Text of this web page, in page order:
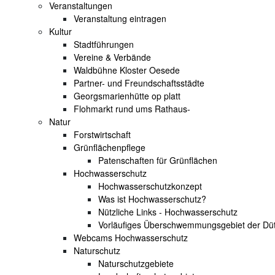
Veranstaltungen
Veranstaltung eintragen
Kultur
Stadtführungen
Vereine & Verbände
Waldbühne Kloster Oesede
Partner- und Freundschaftsstädte
Georgsmarienhütte op platt
Flohmarkt rund ums Rathaus-
Natur
Forstwirtschaft
Grünflächenpflege
Patenschaften für Grünflächen
Hochwasserschutz
Hochwasserschutzkonzept
Was ist Hochwasserschutz?
Nützliche Links - Hochwasserschutz
Vorläufiges Überschwemmungsgebiet der
Webcams Hochwasserschutz
Naturschutz
Naturschutzgebiete